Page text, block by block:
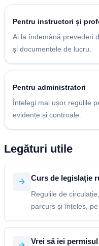
Pentru instructori și
Ai la îndemână prevederi
și documentele de lucru.
Pentru administratori
Înțelegi mai ușor regulile
evidențe și controale.
Legături utile
Curs de legislație
Regulile de
parcurs și înțeles,
Vrei să iei